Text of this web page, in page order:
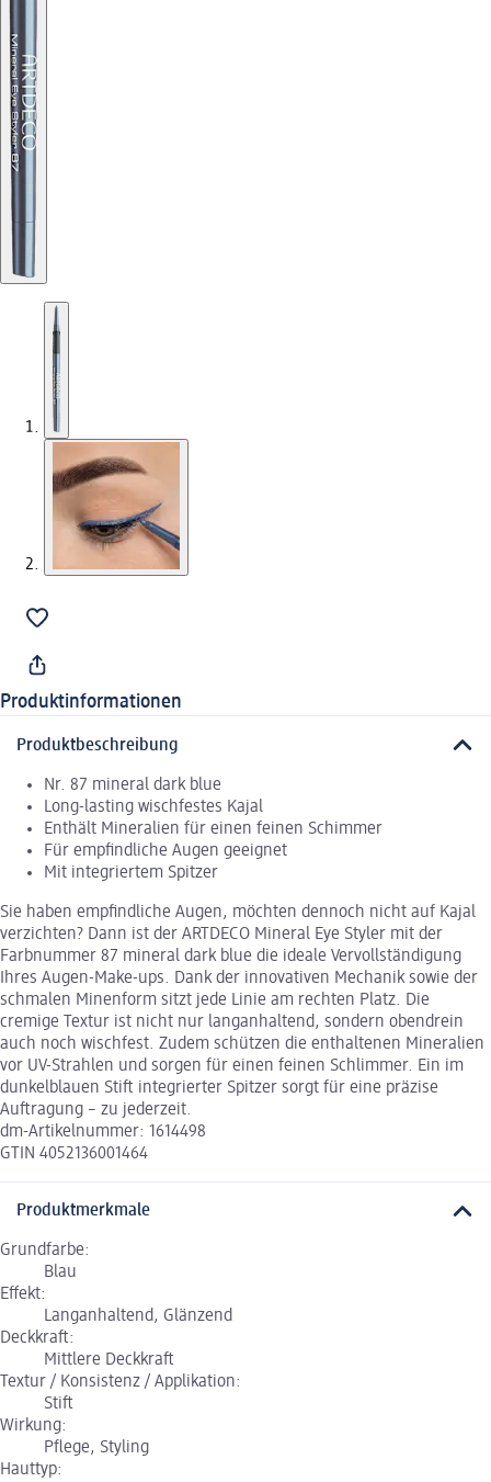
Produktinformationen
Produktbeschreibung
Nr. 87 mineral dark blue
Long-lasting wischfestes Kajal
Enthält Mineralien für einen feinen Schimmer
Für empfindliche Augen geeignet
Mit integriertem Spitzer
Sie haben empfindliche Augen, möchten dennoch nicht auf Kajal
verzichten? Dann ist der ARTDECO Mineral Eye Styler mit der
Farbnummer 87 mineral dark blue die ideale Vervollständigung
Ihres Augen-Make-ups. Dank der innovativen Mechanik sowie der
schmalen Minenform sitzt jede Linie am rechten Platz. Die
cremige Textur ist nicht nur langanhaltend, sondern obendrein
auch noch wischfest. Zudem schützen die enthaltenen Mineralien
vor UV-Strahlen und sorgen für einen feinen Schlimmer. Ein im
dunkelblauen Stift integrierter Spitzer sorgt für eine präzise
Auftragung – zu jederzeit.
dm-Artikelnummer: 1614498
GTIN 4052136001464
Produktmerkmale
Grundfarbe:
Blau
Effekt:
Langanhaltend, Glänzend
Deckkraft:
Mittlere Deckkraft
Textur / Konsistenz / Applikation:
Stift
Wirkung:
Pflege, Styling
Hauttyp: